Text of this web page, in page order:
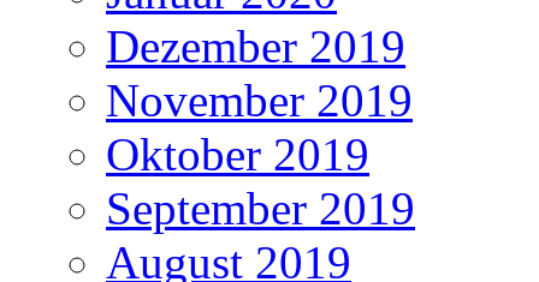
Dezember 2019
November 2019
Oktober 2019
September 2019
August 2019